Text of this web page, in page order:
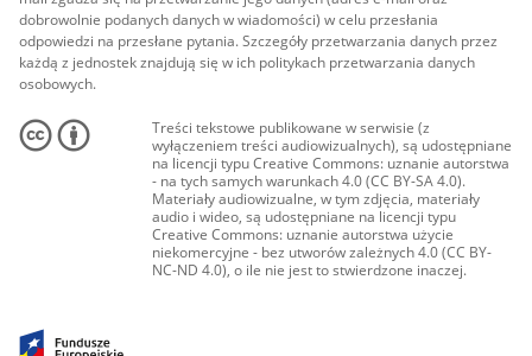
dobrowolnie podanych danych w wiadomości) w celu przesłania
odpowiedzi na przesłane pytania. Szczegóły przetwarzania danych przez
każdą z jednostek znajdują się w ich politykach przetwarzania danych
osobowych.
Treści tekstowe publikowane w serwisie (z
wyłączeniem treści audiowizualnych), są udostępniane
na licencji typu Creative Commons: uznanie autorstwa
- na tych samych warunkach 4.0 (CC BY-SA 4.0).
Materiały audiowizualne, w tym zdjęcia, materiały
audio i wideo, są udostępniane na licencji typu
Creative Commons: uznanie autorstwa użycie
niekomercyjne - bez utworów zależnych 4.0 (CC BY-
NC-ND 4.0), o ile nie jest to stwierdzone inaczej.